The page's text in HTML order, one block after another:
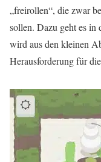
„freirollen“, die zwar
sollen. Dazu geht es in
wird aus den kleinen
Herausforderung für